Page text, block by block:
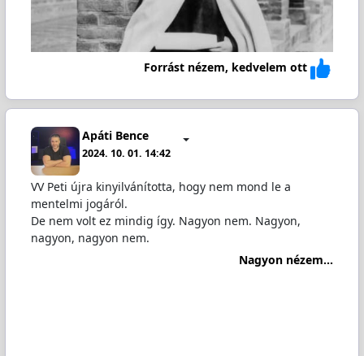
Forrást nézem, kedvelem ott
Apáti Bence
2024. 10. 01. 14:42
VV Peti újra kinyilvánította, hogy nem mond le a
mentelmi jogáról.
De nem volt ez mindig így. Nagyon nem. Nagyon,
nagyon, nagyon nem.
Nagyon nézem...